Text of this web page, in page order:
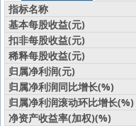
指标名称
基本每股收益(元)
扣非每股收益(元)
稀释每股收益(元)
归属净利润(元)
归属净利润同比增长(%)
归属净利润滚动环比增长(%)
净资产收益率(加权)(%)